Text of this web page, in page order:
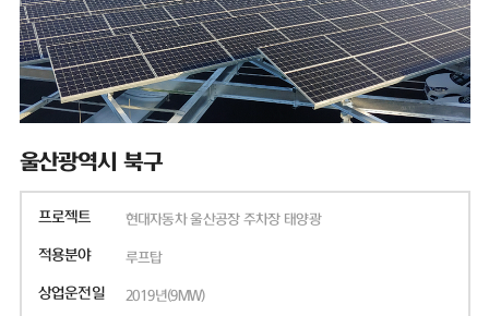
울산광역시 북구
프로젝트 현대자동차 울산공장 주차장 태양광
적용분야 루프탑
상업운전일 2019년(9MW)